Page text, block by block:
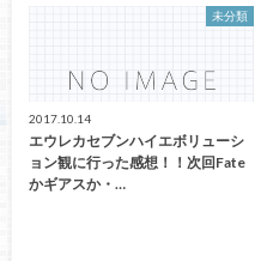
未分類
2017.10.14
エウレカセブンハイエボリューシ
ョン観に行った感想！！次回Fate
かギアスか・…